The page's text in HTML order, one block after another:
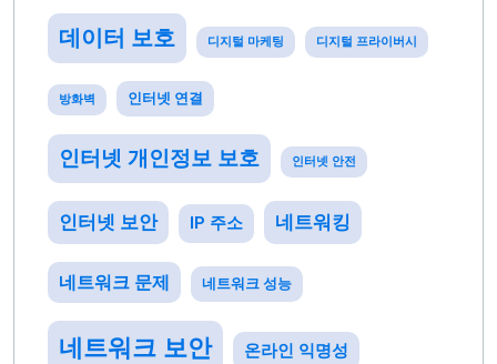
데이터 보호 디지털 마케팅 디지털 프라이버시
방화벽 인터넷 연결
인터넷 개인정보 보호 인터넷 안전
인터넷 보안 IP 주소 네트워킹
네트워크 문제 네트워크 성능
네트워크 보안 온라인 익명성